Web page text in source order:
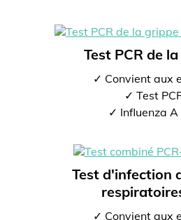
Test PCR de
✓ Convient aux
✓ Test
✓ Influenza A
Test d'infection
✓ Convient aux